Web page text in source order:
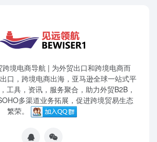
跨境电商导航 | 为外贸出口和跨境电商而
口，跨境电商出海，亚马逊全球一站式平
工具，资讯，服务聚合，助力外贸B2B，
多渠道业务拓展，促进跨境贸易生态
繁荣。